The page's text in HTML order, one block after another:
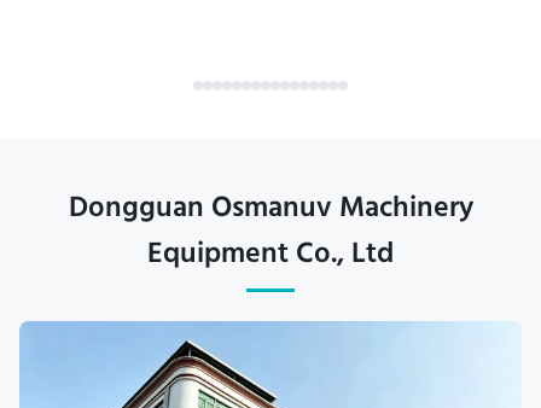
Dongguan Osmanuv Machinery
Equipment Co., Ltd